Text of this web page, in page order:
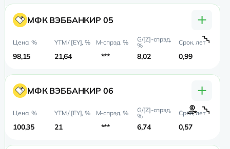
МФК ВЭББАНКИР 05 +
98,15 21,64 *** 8,02 0,99
МФК ВЭББАНКИР 06 +
100,35 21 *** 6,74 0,57